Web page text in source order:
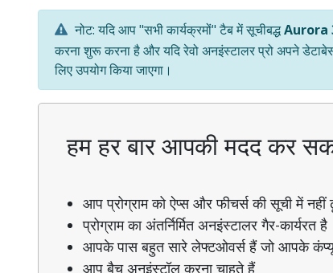
नोट: यदि आप "सभी कार्यक्रमों" टैब में सूचीबद्धAurora
करना शुरू करना है और यदि रेवो अनइंस्टालर प्रो अपने
लिए उपयोग किया जाएगा।
हम हर बार आपकी मदद कर
आप प्रोग्राम को ऐप्स और फीचर्स की सूची में नहीं
प्रोग्राम का अंतर्निर्मित अनइंस्टालर गैर-कार्यरत है
आपके पास बहुत सारे लेफ्टओवर्स हैं जो आपके
आप बैच अनइंस्टॉल करना चाहते हैं